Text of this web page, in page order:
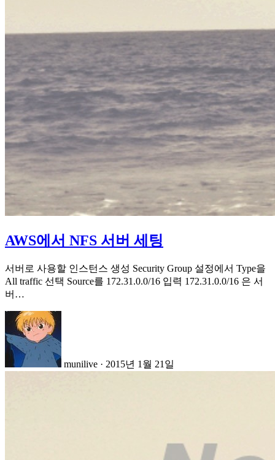
AWS에서 NFS 서버 세팅
서버로 사용할 인스턴스 생성 Security Group 설정에서 Type을
All traffic 선택 Source를 172.31.0.0/16 입력 172.31.0.0/16 은 서
버…
munilive · 2015년 1월 21일